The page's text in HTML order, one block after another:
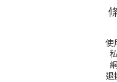
使
退